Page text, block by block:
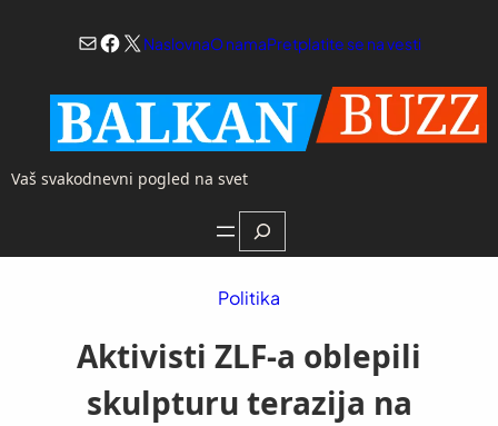
Mail
Facebook
X NaslovnaO namaPretplatite se na vesti
Vaš svakodnevni pogled na svet
Search
Politika
Aktivisti ZLF-a oblepili
skulpturu terazija na